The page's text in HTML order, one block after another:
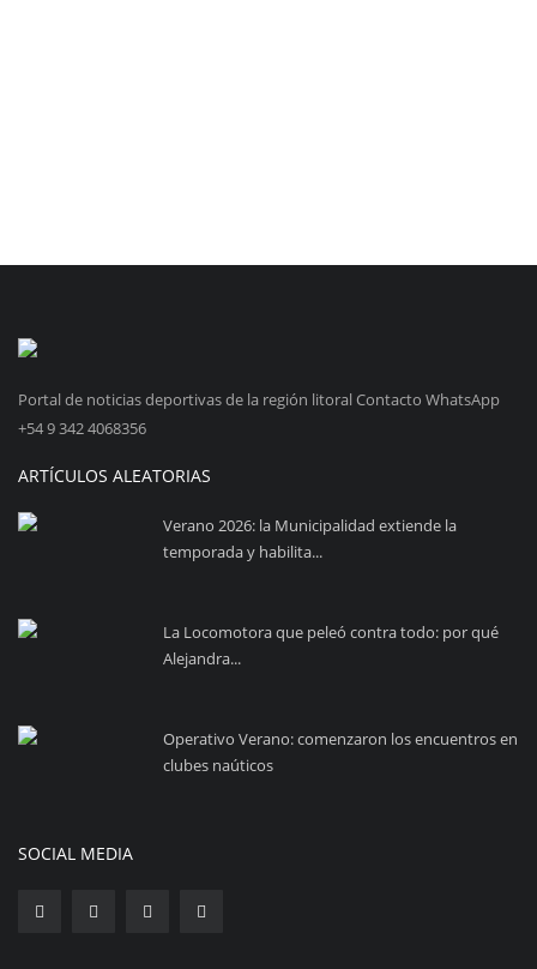
Portal de noticias deportivas de la región litoral Contacto WhatsApp
+54 9 342 4068356
ARTÍCULOS ALEATORIAS
Verano 2026: la Municipalidad extiende la
temporada y habilita...
La Locomotora que peleó contra todo: por qué
Alejandra...
Operativo Verano: comenzaron los encuentros en
clubes naúticos
SOCIAL MEDIA